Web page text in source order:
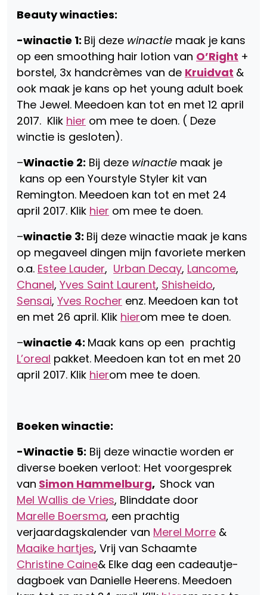
Beauty winacties:
-winactie 1: Bij deze winactie maak je kans
op een smoothing hair lotion van O’Right +
borstel, 3x handcrèmes van de Kruidvat &
ook maak je kans op het young adult boek
The Jewel. Meedoen kan tot en met 12 april
2017. Klik hier om mee te doen. ( Deze
winctie is gesloten).
–Winactie 2: Bij deze winactie maak je
kans op een Yourstyle Styler kit van
Remington. Meedoen kan tot en met 24
april 2017. Klik hier om mee te doen.
–winactie 3: Bij deze winactie maak je kans
op megaveel dingen mijn favoriete merken
o.a. Estee Lauder, Urban Decay, Lancome,
Chanel, Yves Saint Laurent, Shisheido,
Sensai, Yves Rocher enz. Meedoen kan tot
en met 26 april. Klik hierom mee te doen.
–winactie 4: Maak kans op een prachtig
L’oreal pakket. Meedoen kan tot en met 20
april 2017. Klik hierom mee te doen.
Boeken winactie:
-Winactie 5: Bij deze winactie worden er
diverse boeken verloot: Het voorgesprek
van Simon Hammelburg, Shock van
Mel Wallis de Vries, Blinddate door
Marelle Boersma, een prachtig
verjaardagskalender van Merel Morre &
Maaike hartjes, Vrij van Schaamte
Christine Caine& Elke dag een cadeautje-
dagboek van Danielle Heerens. Meedoen